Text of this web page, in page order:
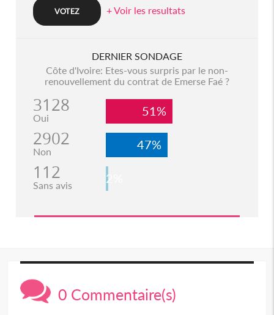
+ Voir les resultats
DERNIER SONDAGE
Côte d'Ivoire: Etes-vous surpris par le non-
renouvellement du contrat de Emerse Faé ?
3128
Oui 51%
2902
Non 47%
112
Sans avis 2%
0 Commentaire(s)